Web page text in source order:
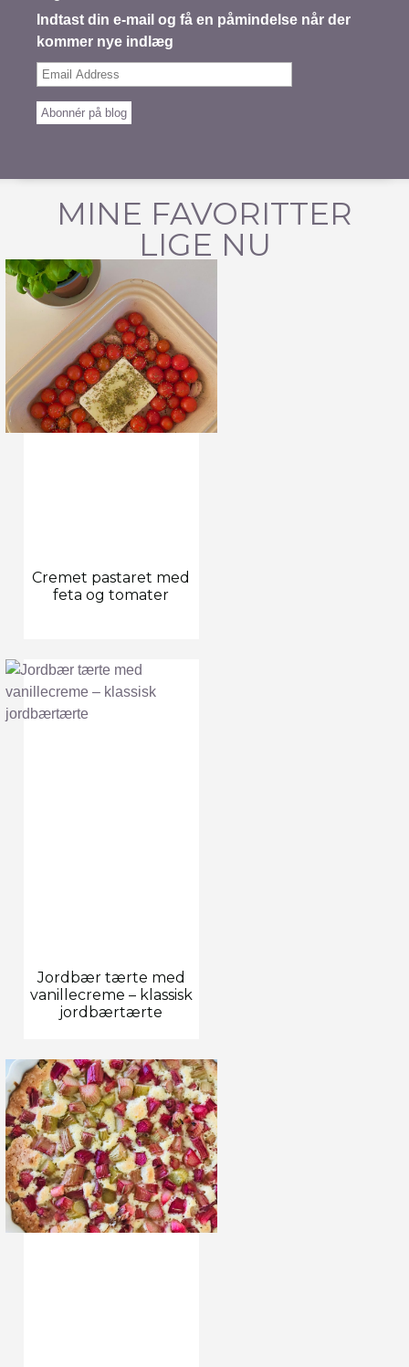
Indtast din e-mail og få en påmindelse når der
kommer nye indlæg
Email
Abonnér på blog
MINE FAVORITTER
LIGE NU
Cremet pastaret med
feta og tomater
Jordbær tærte med
vanillecreme – klassisk
jordbærtærte